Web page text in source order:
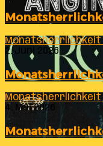
Monatsherrlichkeit
2. Juni 2026
Monatsherrlichkeit
4. Mai 2026